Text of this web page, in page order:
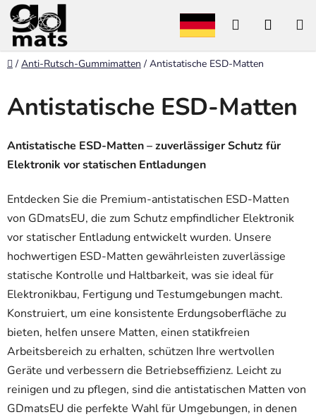
Zum
Inhalt
springen
Suchen
Startseite
/ Anti-Rutsch-Gummimatten / Antistatische ESD-Matten
Antistatische ESD-Matten
Antistatische ESD-Matten – zuverlässiger Schutz für
Elektronik vor statischen Entladungen
Entdecken Sie die Premium-antistatischen ESD-Matten
von GDmatsEU, die zum Schutz empfindlicher Elektronik
vor statischer Entladung entwickelt wurden. Unsere
hochwertigen ESD-Matten gewährleisten zuverlässige
statische Kontrolle und Haltbarkeit, was sie ideal für
Elektronikbau, Fertigung und Testumgebungen macht.
Konstruiert, um eine konsistente Erdungsoberfläche zu
bieten, helfen unsere Matten, einen statikfreien
Arbeitsbereich zu erhalten, schützen Ihre wertvollen
Geräte und verbessern die Betriebseffizienz. Leicht zu
reinigen und zu pflegen, sind die antistatischen Matten von
GDmatsEU die perfekte Wahl für Umgebungen, in denen